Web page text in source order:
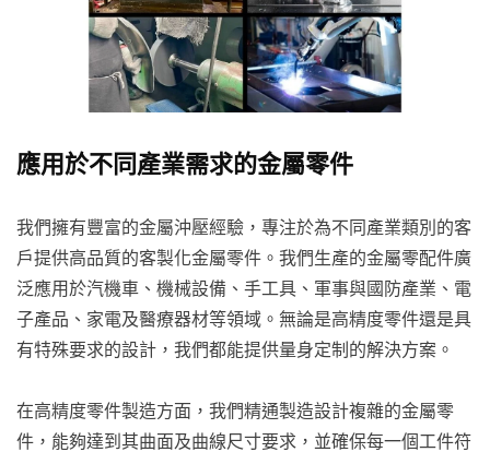
應用於不同產業需求的金屬零件
我們擁有豐富的金屬沖壓經驗，專注於為不同產業類別的客
戶提供高品質的客製化金屬零件。我們生產的金屬零配件廣
泛應用於汽機車、機械設備、手工具、軍事與國防產業、電
子產品、家電及醫療器材等領域。無論是高精度零件還是具
有特殊要求的設計，我們都能提供量身定制的解決方案。
在高精度零件製造方面，我們精通製造設計複雜的金屬零
件，能夠達到其曲面及曲線尺寸要求，並確保每一個工件符